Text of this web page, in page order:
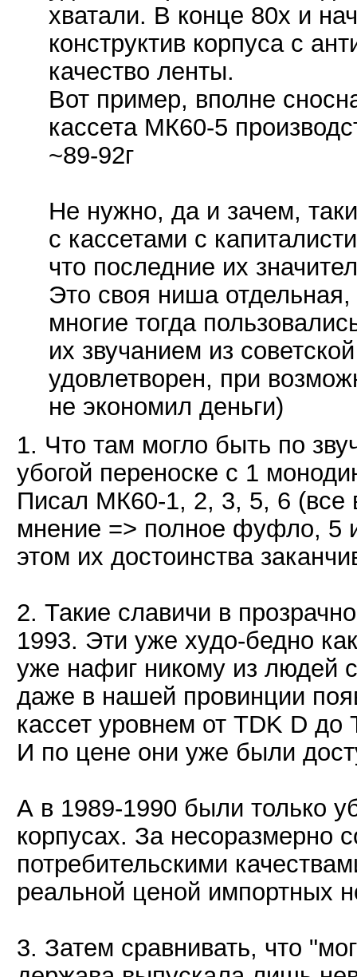
хватали. В конце 80х и
конструктив корпуса с
качество ленты.
Вот пример, вполне
кассета МК60-5
~89-92г
Не нужно, да и зачем,
с кассетами с
что последние их
Это своя ниша отдельная,
многие тогда
их звучанием из
удовлетворен, при
не экономил деньги)
1. Что там могло быть по
убогой переноске с 1
Писал МК60-1, 2, 3, 5, 6 (все
мнение => полное фуфло, 5
этом их достоинства
2. Такие славичи в
1993. Эти уже худо-бедно
уже нафиг никому из людей
даже в нашей провинции
кассет уровнем от TDK D
И по цене они уже были
А в 1989-1990 были только
корпусах. За несоразмерно
потребительскими
реальной ценой импортных
3. Затем сравнивать, что